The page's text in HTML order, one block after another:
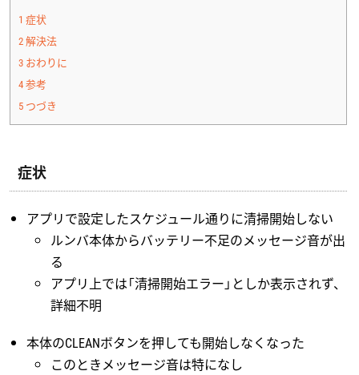
1 症状
2解決法
3 おわりに
4参考
5 つづき
症状
アプリで設定したスケジュール通りに清掃開始しない
ルンバ本体からバッテリー不足のメッセージ音が出
る
アプリ上では「清掃開始エラー」としか表示されず、
詳細不明
本体のCLEANボタンを押しても開始しなくなった
このときメッセージ音は特になし